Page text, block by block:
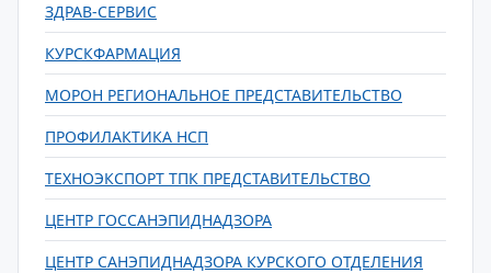
ЗДРАВ-СЕРВИС
КУРСКФАРМАЦИЯ
МОРОН РЕГИОНАЛЬНОЕ ПРЕДСТАВИТЕЛЬСТВО
ПРОФИЛАКТИКА НСП
ТЕХНОЭКСПОРТ ТПК ПРЕДСТАВИТЕЛЬСТВО
ЦЕНТР ГОССАНЭПИДНАДЗОРА
ЦЕНТР САНЭПИДНАДЗОРА КУРСКОГО ОТДЕЛЕНИЯ